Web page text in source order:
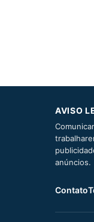
AVISO
anúncios.
Contato